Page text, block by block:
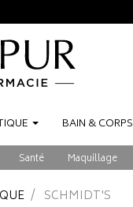
BAIN &CORPS
Santé Maquillage
SCHMIDT'S